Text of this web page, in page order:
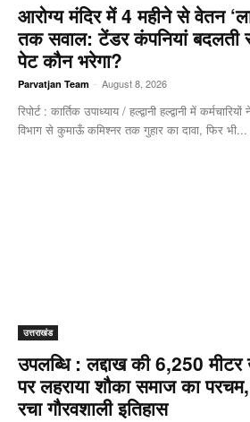
आरोग्य मंदिर में 4 महीने से वेतन
तक सवाल: टेंडर कंपनियां बदलती
पेट कौन भरेगा?
Parvatjan Team - August 8, 2026
रिपोर्ट : कार्तिक उपाध्याय / हल्द्वानी हल्द्वानी में
विभाग से कुमाऊँ कमिश्नर तक गुहार का दावा, फिर भी...
उत्तराखंड
उपलब्धि : लद्दाख की 6,250
पर लहराया शौका समाज का
रचा गौरवशाली इतिहास